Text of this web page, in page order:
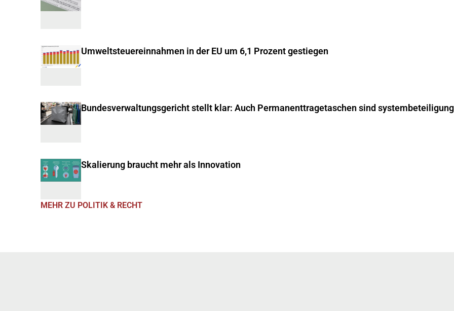
Umweltsteuereinnahmen in der EU um 6,1 Prozent gestiegen
Bundesverwaltungsgericht stellt klar: Auch Permanenttragetaschen sind
Skalierung braucht mehr als Innovation
MEHR ZU POLITIK & RECHT